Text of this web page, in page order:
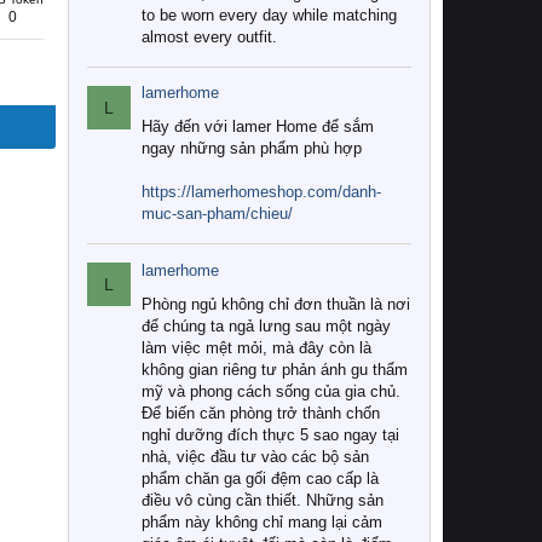
0
to be worn every day while matching
almost every outfit.
L
lamerhome
Hãy đến với lamer Home để sắm
ngay những sản phẩm phù hợp
https://lamerhomeshop.com/danh-
muc-san-pham/chieu/
L
lamerhome
Phòng ngủ không chỉ đơn thuần là nơi
để chúng ta ngả lưng sau một ngày
làm việc mệt mỏi, mà đây còn là
không gian riêng tư phản ánh gu thẩm
mỹ và phong cách sống của gia chủ.
Để biến căn phòng trở thành chốn
nghỉ dưỡng đích thực 5 sao ngay tại
nhà, việc đầu tư vào các bộ sản
phẩm chăn ga gối đệm cao cấp là
điều vô cùng cần thiết. Những sản
phẩm này không chỉ mang lại cảm